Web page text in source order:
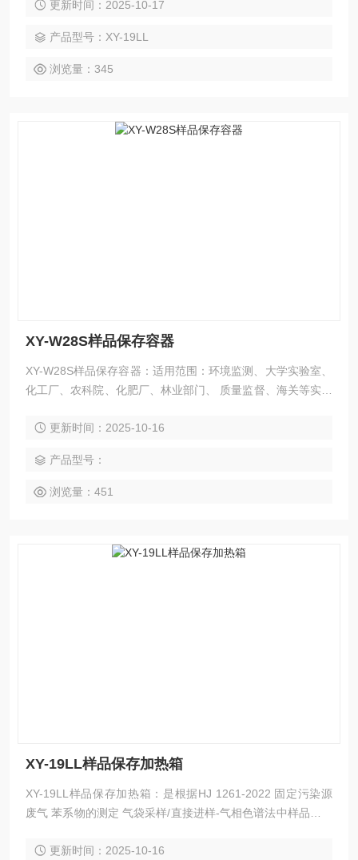
研发的一种便携式样品恒温保存容器。可适用于第三方环境检
更新时间：2025-10-17
产品型号：XY-19LL
浏览量：345
XY-W28S样品保存容器
XY-W28S样品保存容器：适用范围：环境监测、大学实验室、
化工厂、农科院、化肥厂、林业部门、 质量监督、海关等实验
袋采样/直接进样-气相色谱法 ”。
更新时间：2025-10-16
产品型号：
浏览量：451
XY-19LL样品保存加热箱
XY-19LL样品保存加热箱：是根据HJ 1261-2022 固定污染源
废气 苯系物的测定 气袋采样/直接进样-气相色谱法中样品保存
方环境检测机构、高等院校、科研院所、环保疾控等部门。
更新时间：2025-10-16